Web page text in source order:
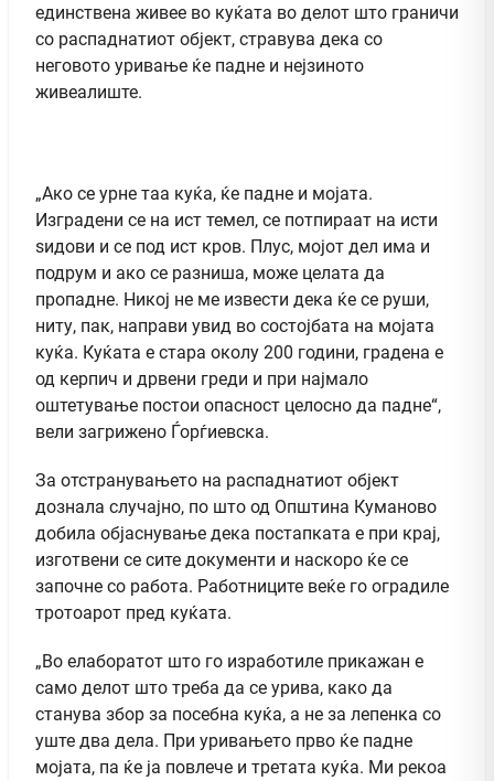
единствена живее во куќата во делот што граничи
со распаднатиот објект, стравува дека со
неговото уривање ќе падне и нејзиното
живеалиште.
„Ако се урне таа куќа, ќе падне и мојата.
Изградени се на ист темел, се потпираат на исти
ѕидови и се под ист кров. Плус, мојот дел има и
подрум и ако се разниша, може целата да
пропадне. Никој не ме извести дека ќе се руши,
ниту, пак, направи увид во состојбата на мојата
куќа. Куќата е стара околу 200 години, градена е
од керпич и дрвени греди и при најмало
оштетување постои опасност целосно да падне“,
вели загрижено Ѓорѓиевска.
За отстранувањето на распаднатиот објект
дознала случајно, по што од Општина Куманово
добила објаснување дека постапката е при крај,
изготвени се сите документи и наскоро ќе се
започне со работа. Работниците веќе го оградиле
тротоарот пред куќата.
„Во елаборатот што го изработиле прикажан е
само делот што треба да се урива, како да
станува збор за посебна куќа, а не за лепенка со
уште два дела. При уривањето прво ќе падне
мојата, па ќе ја повлече и третата куќа. Ми рекоа